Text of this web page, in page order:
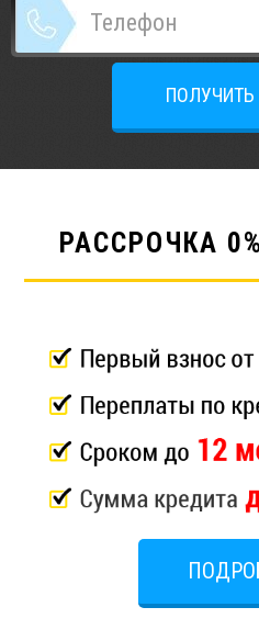
РАССРОЧКА